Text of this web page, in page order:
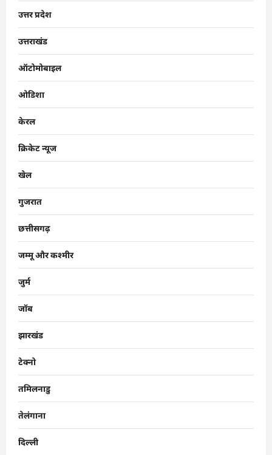
उत्तर प्रदेश
उत्तराखंड
ऑटोमोबाइल
ओडिशा
केरल
क्रिकेट न्यूज
खेल
गुजरात
छत्तीसगढ़
जम्मू और कश्मीर
जुर्म
जॉब
झारखंड
टेक्नो
तमिलनाडु
तेलंगाना
दिल्ली